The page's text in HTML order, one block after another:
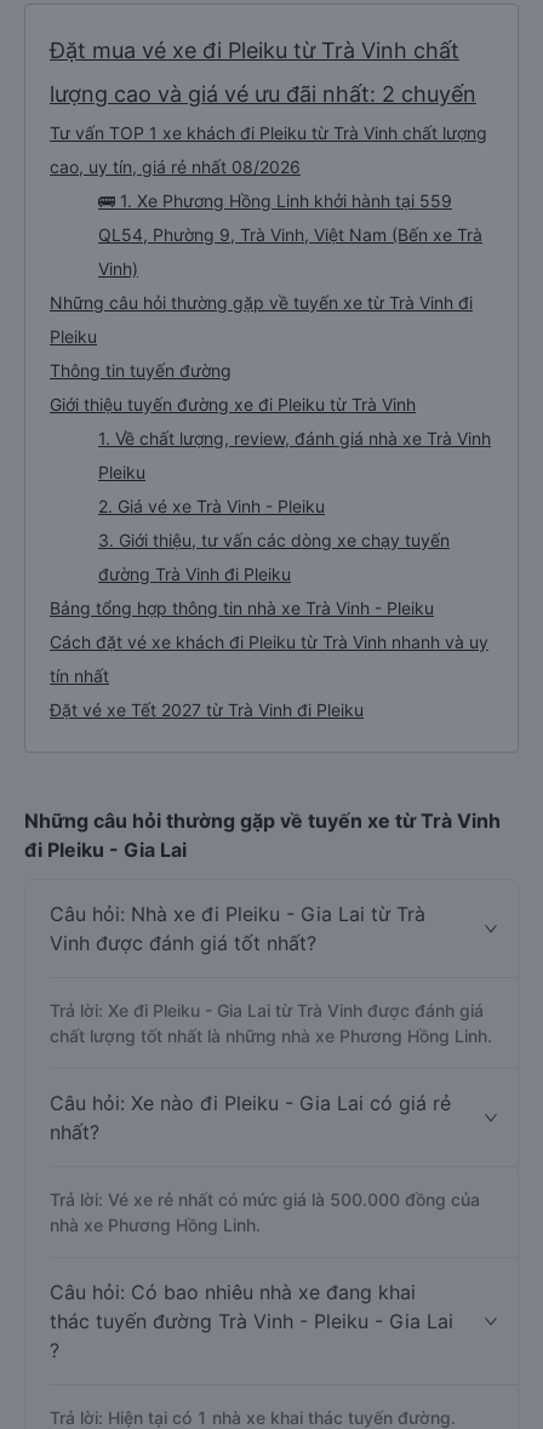
Đặt mua vé xe đi Pleiku từ Trà Vinh chất
lượng cao và giá vé ưu đãi nhất: 2 chuyến
Tư vấn TOP 1 xe khách đi Pleiku từ Trà Vinh chất lượng
cao, uy tín, giá rẻ nhất 08/2026
🚌 1. Xe Phương Hồng Linh khởi hành tại 559
QL54, Phường 9, Trà Vinh, Việt Nam (Bến xe Trà
Vinh)
Những câu hỏi thường gặp về tuyến xe từ Trà Vinh đi
Pleiku
Thông tin tuyến đường
Giới thiệu tuyến đường xe đi Pleiku từ Trà Vinh
1. Về chất lượng, review, đánh giá nhà xe Trà Vinh
Pleiku
2. Giá vé xe Trà Vinh - Pleiku
3. Giới thiệu, tư vấn các dòng xe chạy tuyến
đường Trà Vinh đi Pleiku
Bảng tổng hợp thông tin nhà xe Trà Vinh - Pleiku
Cách đặt vé xe khách đi Pleiku từ Trà Vinh nhanh và uy
tín nhất
Đặt vé xe Tết 2027 từ Trà Vinh đi Pleiku
Những câu hỏi thường gặp về tuyến xe từ Trà Vinh
đi Pleiku - Gia Lai
Câu hỏi: Nhà xe đi Pleiku - Gia Lai từ Trà
Vinh được đánh giá tốt nhất?
Trả lời: Xe đi Pleiku - Gia Lai từ Trà Vinh được đánh giá
chất lượng tốt nhất là những nhà xe Phương Hồng Linh.
Câu hỏi: Xe nào đi Pleiku - Gia Lai có giá rẻ
nhất?
Trả lời: Vé xe rẻ nhất có mức giá là 500.000 đồng của
nhà xe Phương Hồng Linh.
Câu hỏi: Có bao nhiêu nhà xe đang khai
thác tuyến đường Trà Vinh - Pleiku - Gia Lai
?
Trả lời: Hiện tại có 1 nhà xe khai thác tuyến đường.